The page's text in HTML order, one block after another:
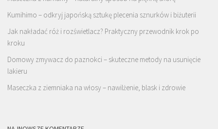
Kumihimo – odkryj japońską sztukę plecenia sznurków i biżuterii
Jak nakładać róż i rozświetlacz? Praktyczny przewodnik krok po
kroku
Domowy zmywacz do paznokci – skuteczne metody na usunięcie
lakieru
Maseczka z ziemniaka na włosy – nawilżenie, blask i zdrowie